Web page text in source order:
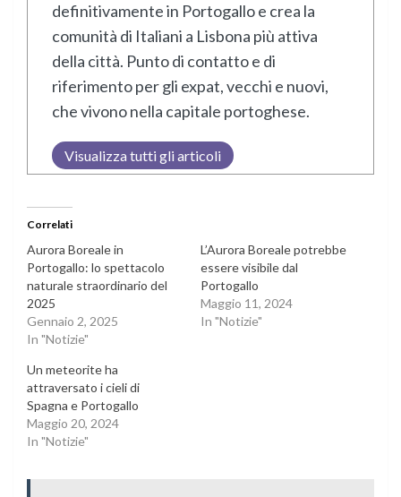
definitivamente in Portogallo e crea la
comunità di Italiani a Lisbona più attiva
della città. Punto di contatto e di
riferimento per gli expat, vecchi e nuovi,
che vivono nella capitale portoghese.
Visualizza tutti gli articoli
Correlati
Aurora Boreale in
Portogallo: lo spettacolo
naturale straordinario del
2025
Gennaio 2, 2025
In "Notizie"
L’Aurora Boreale potrebbe
essere visibile dal
Portogallo
Maggio 11, 2024
In "Notizie"
Un meteorite ha
attraversato i cieli di
Spagna e Portogallo
Maggio 20, 2024
In "Notizie"